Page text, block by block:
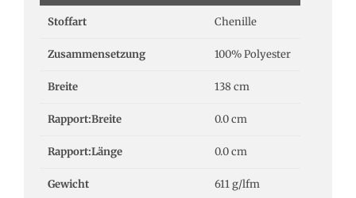
Stoffart Chenille
Zusammensetzung 100% Polyester
Breite 138 cm
Rapport:Breite 0.0 cm
Rapport:Länge 0.0 cm
Gewicht 611 g/lfm